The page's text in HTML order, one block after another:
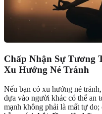
Chấp Nhận Sự Tương
Xu Hướng Né Tránh
Nếu bạn có xu hướng né
dựa vào người khác có thể an
mạnh không phải là mất tự do;